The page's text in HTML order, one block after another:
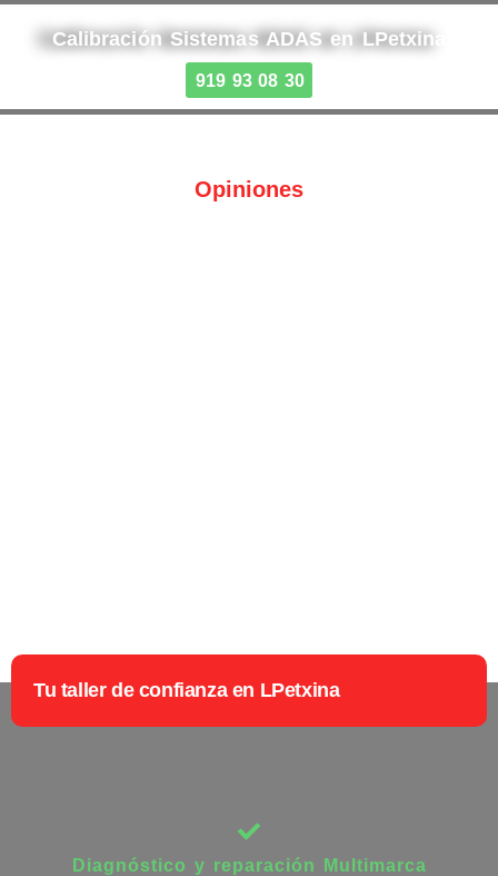
Calibración Sistemas ADAS en LPetxina
919 93 08 30
Opiniones
Tu taller de confianza en LPetxina
Diagnóstico y reparación Multimarca